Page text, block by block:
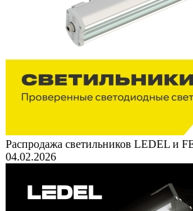
Распродажа светильников LEDEL и
04.02.2026